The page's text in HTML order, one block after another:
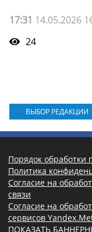
17:31 14.05.2026
24
ВЫБОР РЕДАКЦИИ
Порядок обработки
Политика
Согласие на
связи
Согласие на
сервисов
ПОКАЗАТЬ